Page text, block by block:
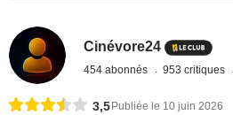
Cinévore24
454 abonnés 953 critiques
3,5Publiée le 10 juin 2026